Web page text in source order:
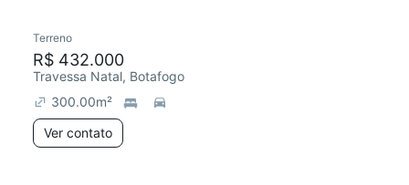
Terreno
R$ 432.000
Travessa Natal, Botafogo
300.00m²
Ver contato